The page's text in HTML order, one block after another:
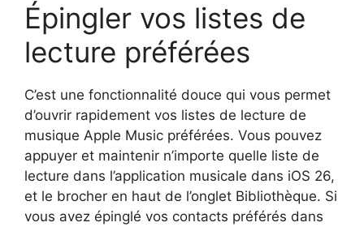
Épingler vos listes de
lecture préférées
C’est une fonctionnalité douce qui vous permet
d’ouvrir rapidement vos listes de lecture de
musique Apple Music préférées. Vous pouvez
appuyer et maintenir n’importe quelle liste de
lecture dans l’application musicale dans iOS 26,
et le brocher en haut de l’onglet Bibliothèque. Si
vous avez épinglé vos contacts préférés dans